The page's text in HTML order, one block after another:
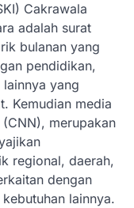
Cakrawala
adalah surat
bulanan yang
pendidikan,
yang
Kemudian media
merupakan
regional, daerah,
dengan
lainnya.